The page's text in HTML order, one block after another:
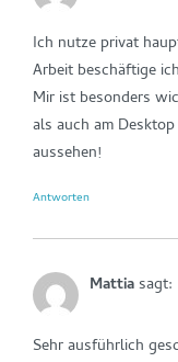
Ich nutze privat
Arbeit beschäftige
Mir ist besonders
als auch am
aussehen!
Antworten
Mattiasagt:
Sehr ausführlich